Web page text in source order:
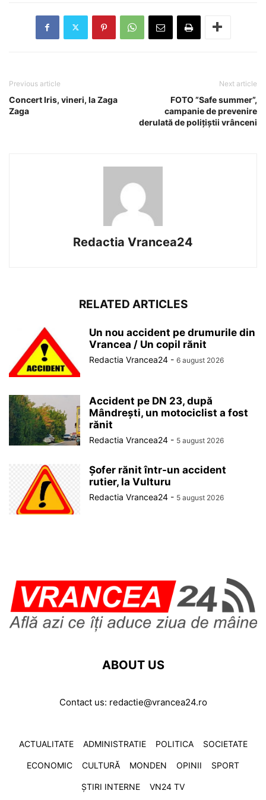
Previous article
Concert Iris, vineri, la Zaga
Zaga
Next article
FOTO ”Safe summer”,
campanie de prevenire
derulată de polițiștii vrânceni
Redactia Vrancea24
RELATED ARTICLES
Un nou accident pe drumurile din
Vrancea / Un copil rănit
Redactia Vrancea24 - 6 august 2026
Accident pe DN 23, după
Mândrești, un motociclist a fost
rănit
Redactia Vrancea24 - 5 august 2026
Șofer rănit într-un accident
rutier, la Vulturu
Redactia Vrancea24 - 5 august 2026
ABOUT US
Contact us: redactie@vrancea24.ro
ACTUALITATE ADMINISTRATIE POLITICA SOCIETATE
ECONOMIC CULTURĂ MONDEN OPINII SPORT
ȘTIRI INTERNE VN24 TV